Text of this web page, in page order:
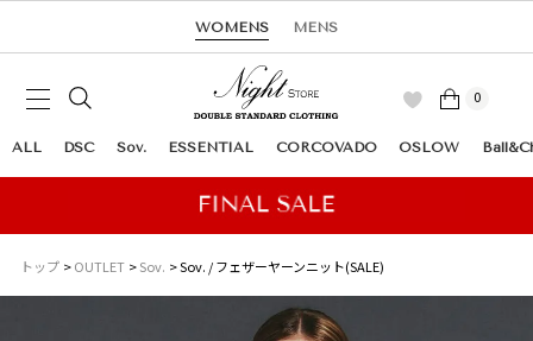
WOMENS MENS
0
ALL DSC Sov. ESSENTIAL CORCOVADO OSLOW
トップ OUTLET Sov. Sov. / フェザーヤーンニット(SALE)